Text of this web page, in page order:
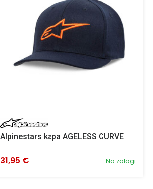
Alpinestars kapa AGELESS CURVE
Na zalogi
31,95 €